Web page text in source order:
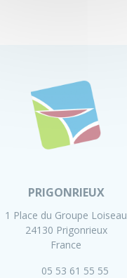
PRIGONRIEUX
1 Place du Groupe Loiseau
24130 Prigonrieux
France
05 53 61 55 55